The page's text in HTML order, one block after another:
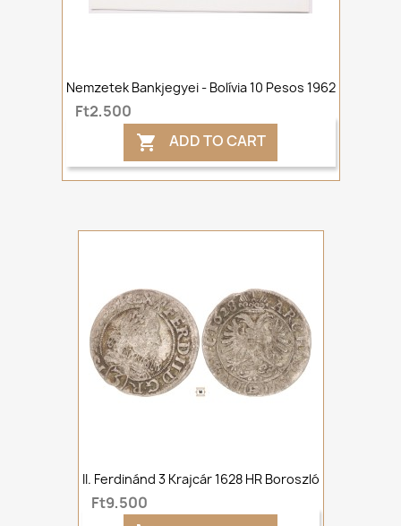
Nemzetek Bankjegyei - Bolívia 10 Pesos 1962
Ft2,500
 ADD TO CART
II. Ferdinánd 3 Krajcár 1628 HR Boroszló
Ft9,500